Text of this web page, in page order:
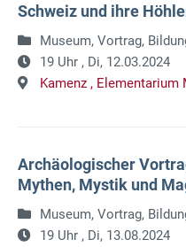
Schweiz und ihre
Museum, Vortrag,
19 Uhr , Di, 12.03.2024
Kamenz , Elementarium
Archäologischer
Mythen, Mystik und
Museum, Vortrag,
19 Uhr , Di, 13.08.2024